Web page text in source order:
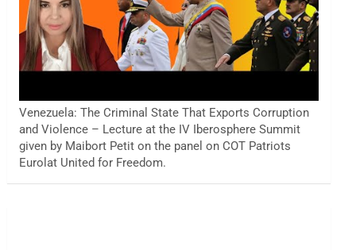
Venezuela: The Criminal State That Exports Corruption
and Violence – Lecture at the IV Iberosphere Summit
given by Maibort Petit on the panel on COT Patriots
Eurolat United for Freedom.